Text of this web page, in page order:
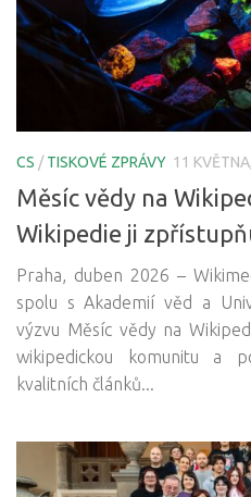
CS /TISKOVÉ ZPRÁVY 11
Měsíc vědy na
Wikipedie ji
Praha, duben 2026 –
spolu s Akademií věd a
výzvu Měsíc vědy na
wikipedickou komunitu a
kvalitních článků...